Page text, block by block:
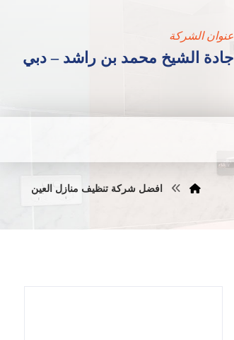
عنوان الشركة
جادة الشيخ محمد بن راشد – دبي
افضل شركة تنظيف منازل العين